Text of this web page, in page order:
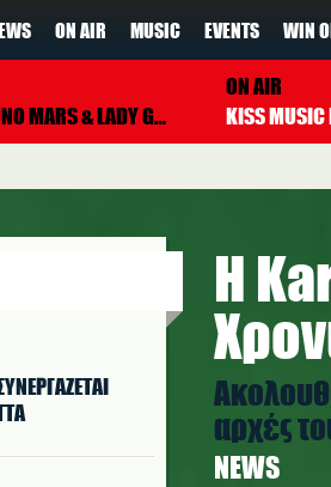
ON AIR MUSIC EVENTS WIN
MARS & LADY GAGA
ON AIR
Η
αρχές
NEWS